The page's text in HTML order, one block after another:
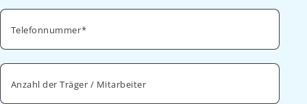
Telefonnummer
Anzahl der Träger / Mitarbeiter